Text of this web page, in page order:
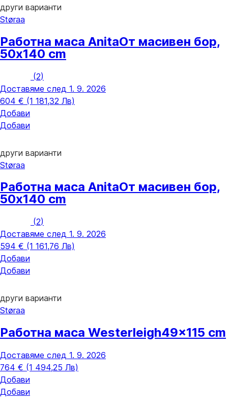
други варианти
Støraa
Работна маса AnitaОт масивен бор,
50x140 cm
(2)
Доставяме след 1. 9. 2026
604 € (1 181,32 Лв)
Добави
Добави
други варианти
Støraa
Работна маса AnitaОт масивен бор,
50x140 cm
(2)
Доставяме след 1. 9. 2026
594 € (1 161,76 Лв)
Добави
Добави
други варианти
Støraa
Работна маса Westerleigh49x115 cm
Доставяме след 1. 9. 2026
764 € (1 494,25 Лв)
Добави
Добави